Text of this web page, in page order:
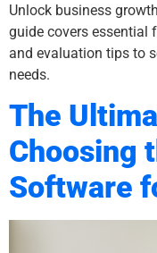
Unlock business
guide covers essential
and evaluation tips to
needs.
The
Choosing
Software